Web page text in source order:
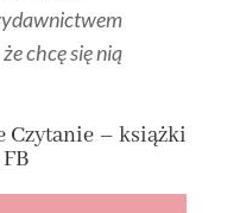
chcę się nią
Czytanie – książki